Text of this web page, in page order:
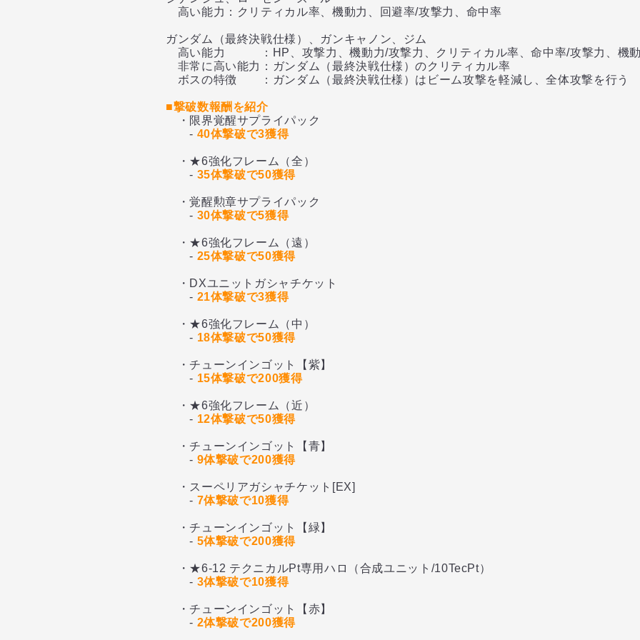
高い能力：クリティカル率、機動力、回避率/攻撃力、命中率
ガンダム（最終決戦仕様）、ガンキャノン、ジム
高い能力 ：HP、攻撃力、機動力/攻撃力、クリティカル率、命中率/攻撃力、機
非常に高い能力：ガンダム（最終決戦仕様）のクリティカル率
ボスの特徴 ：ガンダム（最終決戦仕様）はビーム攻撃を軽減し、全体攻撃を行う
■撃破数報酬を紹介
・限界覚醒サプライパック
- 40体撃破で3獲得
・★6強化フレーム（全）
- 35体撃破で50獲得
・覚醒勲章サプライパック
- 30体撃破で5獲得
・★6強化フレーム（遠）
- 25体撃破で50獲得
・DXユニットガシャチケット
- 21体撃破で3獲得
・★6強化フレーム（中）
- 18体撃破で50獲得
・チューンインゴット【紫】
- 15体撃破で200獲得
・★6強化フレーム（近）
- 12体撃破で50獲得
・チューンインゴット【青】
- 9体撃破で200獲得
・スーペリアガシャチケット[EX]
- 7体撃破で10獲得
・チューンインゴット【緑】
- 5体撃破で200獲得
・★6-12 テクニカルPt専用ハロ（合成ユニット/10TecPt）
- 3体撃破で10獲得
・チューンインゴット【赤】
- 2体撃破で200獲得